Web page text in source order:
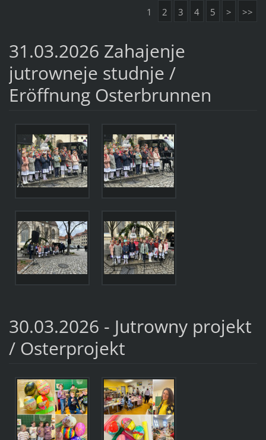
1 2 3 4 5 > >>
31.03.2026 Zahajenje
jutrowneje studnje /
Eröffnung Osterbrunnen
30.03.2026 - Jutrowny projekt
/ Osterprojekt